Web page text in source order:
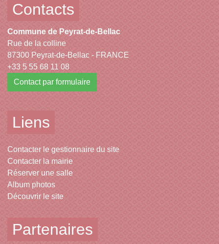
Contacts
Commune de Peyrat-de-Bellac
Rue de la colline
87300 Peyrat-de-Bellac - FRANCE
+33 5 55 68 11 08
Contact par formulaire
Liens
Contacter le gestionnaire du site
Contacter la mairie
Réserver une salle
Album photos
Découvrir le site
Partenaires